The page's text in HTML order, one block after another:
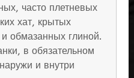
часто плетневых
хат, крытых
обмазанных глиной.
в обязательном
и внутри